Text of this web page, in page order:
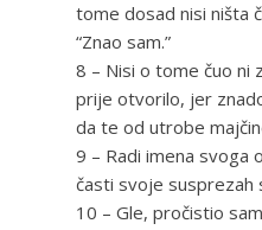
tome dosad nisi ništa
“Znao sam.”
8 – Nisi o tome čuo ni
prije otvorilo, jer
da te od utrobe
9 – Radi imena svoga
časti svoje susprezah
10 – Gle, pročistio